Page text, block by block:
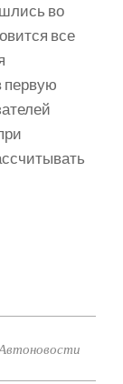
во
все
первую